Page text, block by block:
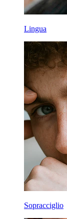
Lingua
Sopracciglio